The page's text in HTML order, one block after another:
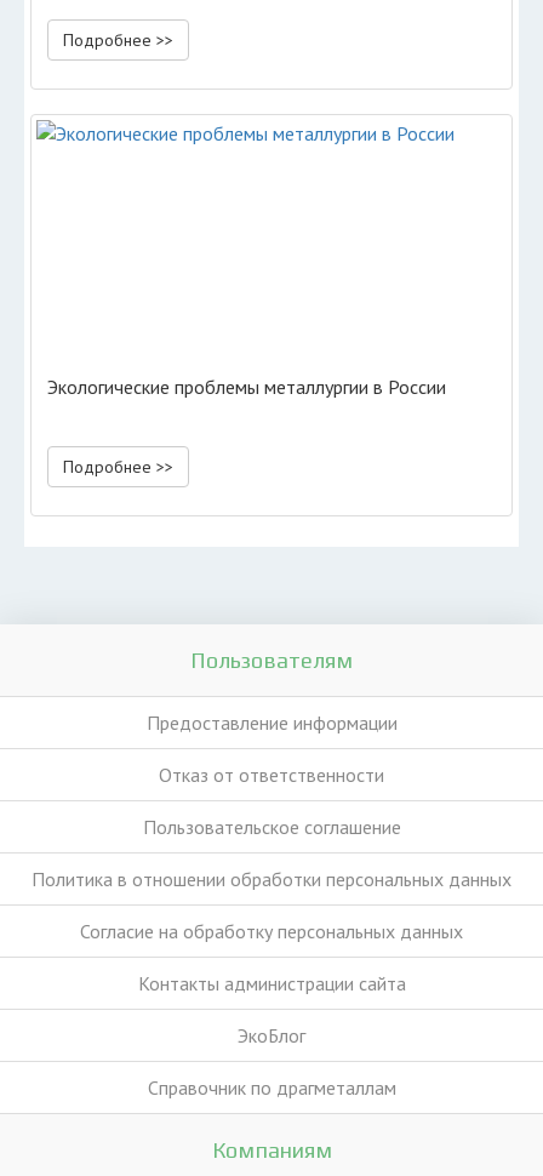
Подробнее >>
Экологические проблемы металлургии в России
Подробнее >>
Пользователям
Предоставление информации
Отказ от ответственности
Пользовательское соглашение
Политика в отношении обработки персональных данных
Согласие на обработку персональных данных
Контакты администрации сайта
ЭкоБлог
Справочник по драгметаллам
Компаниям